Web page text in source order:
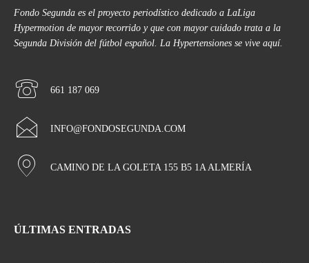
Fondo Segunda es el proyecto periodístico dedicado a LaLiga
Hypermotion de mayor recorrido y que con mayor cuidado trata a la
Segunda División del fútbol español. La Hypertensiones se vive aquí.
661 187 069
INFO@FONDOSEGUNDA.COM
CAMINO DE LA GOLETA 155 B5 1A ALMERÍA
ÚLTIMAS ENTRADAS